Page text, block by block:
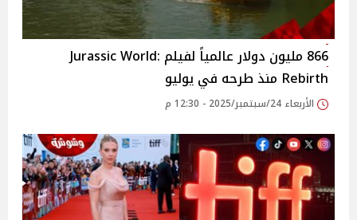
866 مليون دولار عالمياً لفيلم Jurassic World:
Rebirth منذ طرحه في يوليو
الأربعاء 24/سبتمبر/2025 - 12:30 م